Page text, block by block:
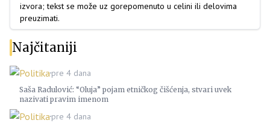
izvora; tekst se može uz gorepomenuto u celini ili delovima
preuzimati.
Najčitaniji
Politikapre 4 dana
Saša Radulović: “Oluja” pojam etničkog čišćenja, stvari uvek
nazivati pravim imenom
Politikapre 4 dana